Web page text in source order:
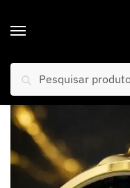
Início Relógios / Masculino /